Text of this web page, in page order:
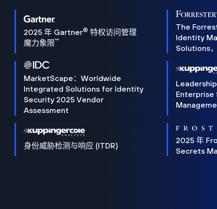
2025 年 Gartner® 特权访问管理
魔力象限™
The
Identity
Solutions
MarketScape：Worldwide
Integrated Solutions for Identity
Security 2025 Vendor
Assessment
Enterprise
身份威胁检测与响应 (ITDR)
2025 年
Secrets